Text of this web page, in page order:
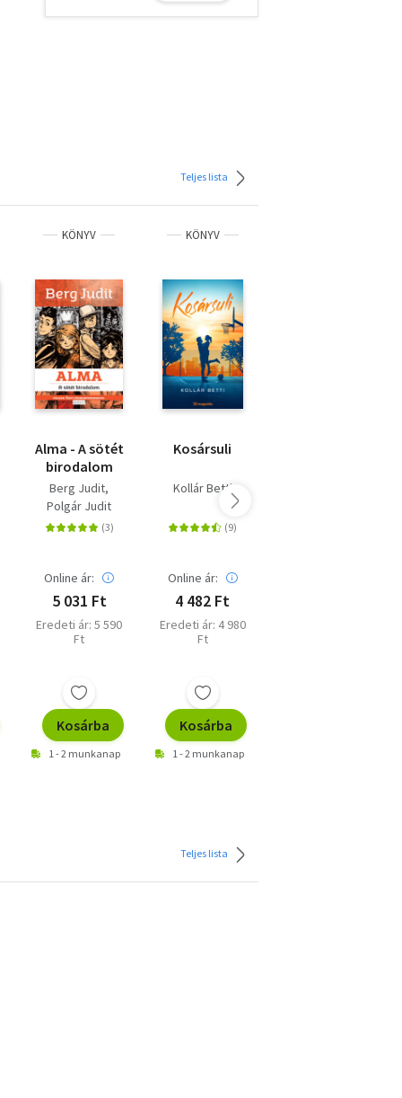
Teljes lista
KÖNYV
Alma - A sötét
birodalom
Berg Judit
Polgár Judit
Online ár:
5 031 Ft
Eredeti ár: 5 590
Ft
Kosárba
1 - 2 munkanap
KÖNYV
Kosársuli
Kollár Betti
Online ár:
4 482 Ft
Eredeti ár: 4 980
Ft
Kosárba
1 - 2 munkanap
Teljes lista